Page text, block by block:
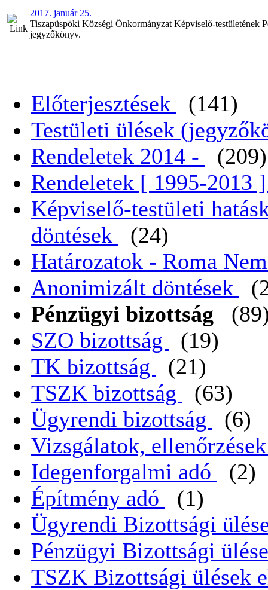
2017. január 25.
Tiszapüspöki Községi Önkormányzat Képviselő-testületének
jegyzőkönyv.
Előterjesztések
(141)
Testületi ülések
Rendeletek 2014 -
(209)
Rendeletek [ 1995-2013
Képviselő-testületi
döntések
(24)
Határozatok - Roma
Anonimizált döntések
Pénzügyi bizottság
SZO bizottság
(19)
TK bizottság
(21)
TSZK bizottság
(63)
Ügyrendi bizottság
(6)
Vizsgálatok,
Idegenforgalmi adó
(2)
Építmény adó
(1)
Ügyrendi Bizottsági
Pénzügyi Bizottsági
TSZK Bizottsági ülések